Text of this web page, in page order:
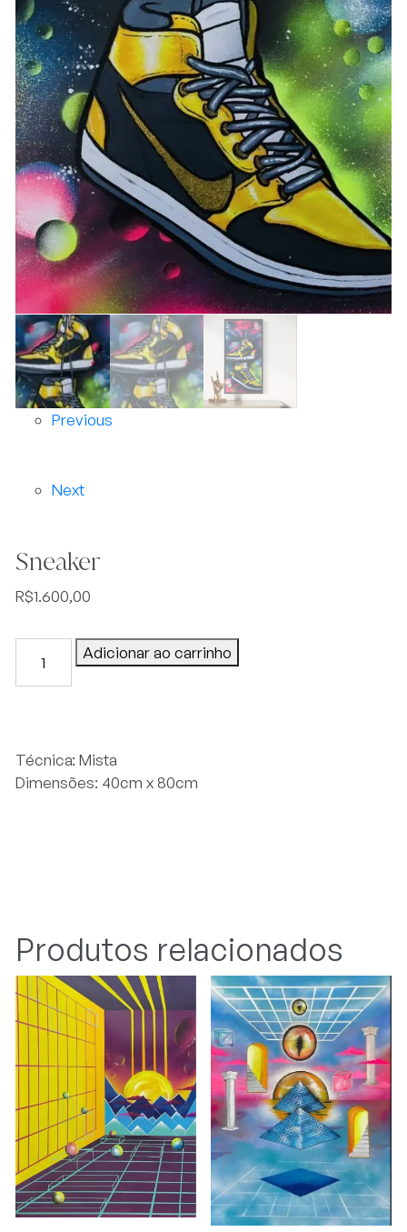
Previous
Next
Sneaker
R$1.600,00
quantidade
Adicionar ao carrinho
Técnica: Mista
Dimensões: 40cm x 80cm
Produtos relacionados